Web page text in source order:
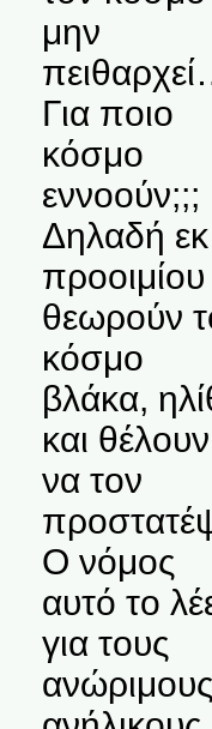
μην
Για ποιο
κόσμο
εννοούν;;;
Δηλαδή εκ
προοιμίου
θεωρούν
κόσμο
βλάκα,
και θέλουν
να τον
Ο νόμος
αυτό το
για τους
ανώριμους